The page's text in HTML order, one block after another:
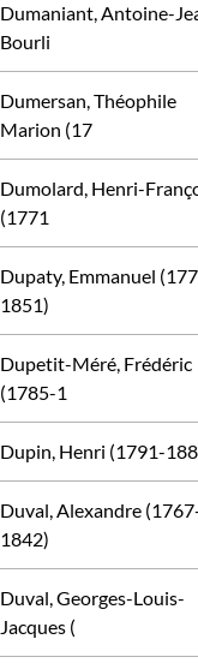
Dumaniant, Antoine-
Bourli
Dumersan, Théophile
Marion (17
Dumolard, Henri-
(1771
Dupaty, Emmanuel
1851)
Dupetit-Méré, Frédéric
(1785-1
Dupin, Henri (1791-
Duval, Alexandre
1842)
Duval, Georges-Louis-
Jacques (